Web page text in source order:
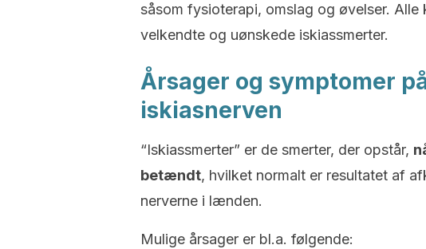
såsom fysioterapi, omslag og øvelser.
velkendte og uønskede iskiassmerter.
Årsager og symptomer
iskiasnerven
“Iskiassmerter” er de smerter, der opstår,
betændt, hvilket normalt er resultatet af
nerverne i lænden.
Mulige årsager er bl.a. følgende: